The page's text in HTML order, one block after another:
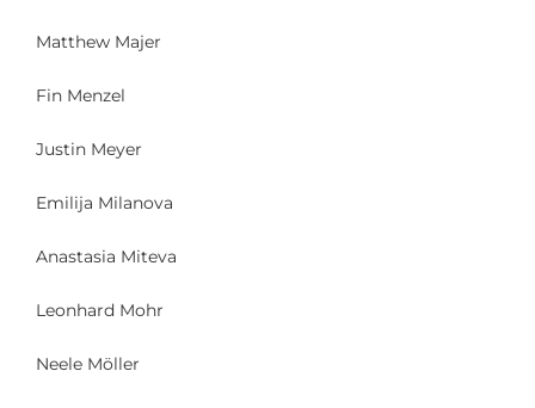
Matthew Majer
Fin Menzel
Justin Meyer
Emilija Milanova
Anastasia Miteva
Leonhard Mohr
Neele Möller